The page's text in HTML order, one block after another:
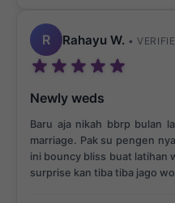
R Rahayu W. •
Newly weds
Baru aja nikah bbrp bulan
marriage. Pak su pengen
ini bouncy bliss buat latihan
surprise kan tiba tiba jago